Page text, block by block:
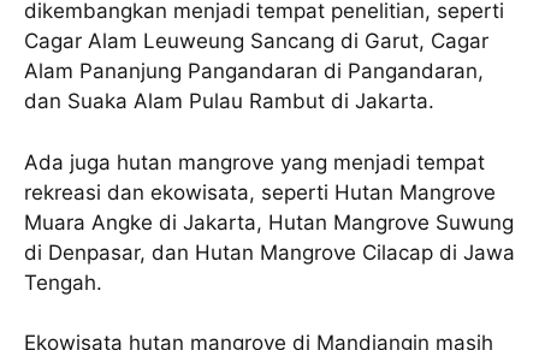
dikembangkan menjadi tempat penelitian, seperti
Cagar Alam Leuweung Sancang di Garut, Cagar
Alam Pananjung Pangandaran di Pangandaran,
dan Suaka Alam Pulau Rambut di Jakarta.
Ada juga hutan mangrove yang menjadi tempat
rekreasi dan ekowisata, seperti Hutan Mangrove
Muara Angke di Jakarta, Hutan Mangrove Suwung
di Denpasar, dan Hutan Mangrove Cilacap di Jawa
Tengah.
Ekowisata hutan mangrove di Mandiangin masih